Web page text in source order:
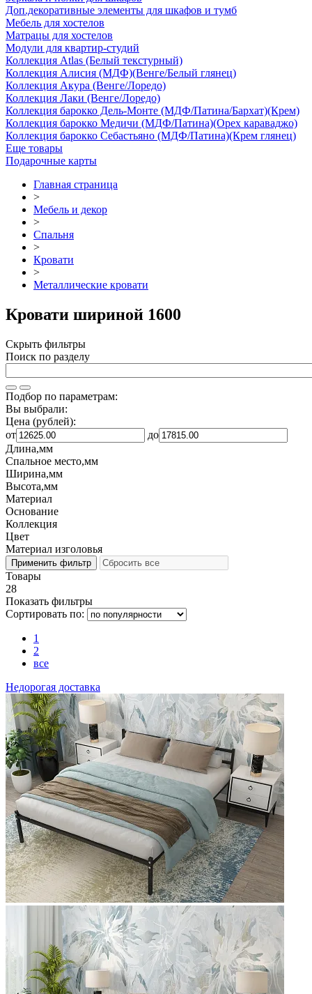
Доп.декоративные элементы для шкафов и тумб
Мебель для хостелов
Матрацы для хостелов
Модули для квартир-студий
Коллекция Atlas (Белый текстурный)
Коллекция Алисия (МДФ)(Венге/Белый глянец)
Коллекция Акура (Венге/Лоредо)
Коллекция Лаки (Венге/Лоредо)
Коллекция барокко Дель-Монте (МДФ/Патина/Бархат)(Крем)
Коллекция барокко Медичи (МДФ/Патина)(Орех караваджо)
Коллекция барокко Себастьяно (МДФ/Патина)(Крем глянец)
Еще товары
Подарочные карты
Главная страница
>
Мебель и декор
>
Спальня
>
Кровати
>
Металлические кровати
Кровати шириной 1600
Скрыть фильтры
Поиск по разделу
Подбор по параметрам:
Вы выбрали:
Цена (рублей):
от
до
Длина,мм
Спальное место,мм
Ширина,мм
Высота,мм
Материал
Основание
Коллекция
Цвет
Материал изголовья
Товары
28
Показать фильтры
Сортировать по:
1
2
все
Недорогая доставка